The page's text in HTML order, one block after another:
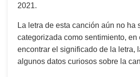
2021.
La letra de esta canción aún no ha
categorizada como sentimiento, en
encontrar el significado de la letra,
algunos datos curiosos sobre la